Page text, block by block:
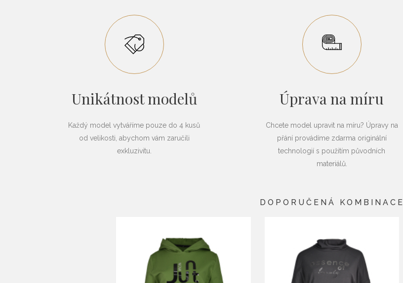
Unikátnost modelů
Každý model vytváříme pouze do 4 kusů
od velikosti, abychom vám zaručili
exkluzivitu.
Úprava na míru
Chcete model upravit na míru? Úpravy na
přání provádíme zdarma originální
technologií s použitím původních
materiálů.
DOPORUČENÁ KOMBINACE